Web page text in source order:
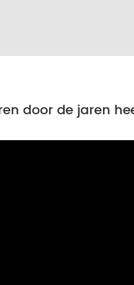
door de jaren